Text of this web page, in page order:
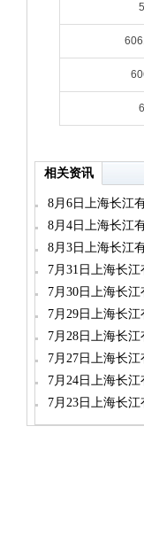
相关资讯
8月6日上海长江
8月4日上海长江
8月3日上海长江
7月31日上海长
7月30日上海长
7月29日上海长
7月28日上海长
7月27日上海长
7月24日上海长
7月23日上海长